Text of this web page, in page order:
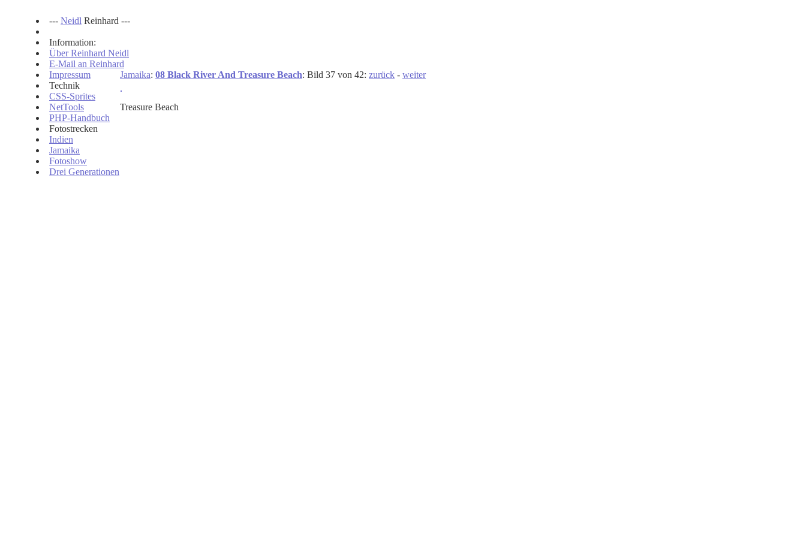
--- Neidl Reinhard ---
Information:
Über Reinhard Neidl
E-Mail an Reinhard
Impressum
Technik
CSS-Sprites
NetTools
PHP-Handbuch
Fotostrecken
Indien
Jamaika
Fotoshow
Drei Generationen
Jamaika: 08 Black River And Treasure Beach: Bild 37 von 42: zurück - weiter
Treasure Beach